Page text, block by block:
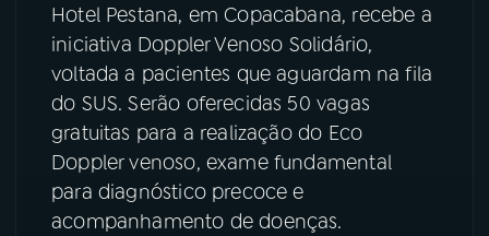
ACOMPANHE A RÁDIO NACIONAL
YouTube Facebook
Instagram X
TikTok
Hotel Pestana, em Copacabana, recebe a
iniciativa Doppler Venoso Solidário,
voltada a pacientes que aguardam na fila
do SUS. Serão oferecidas 50 vagas
gratuitas para a realização do Eco
Doppler venoso, exame fundamental
para diagnóstico precoce e
acompanhamento de doenças.